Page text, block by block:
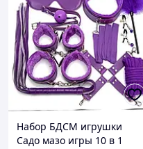
Набор БДСМ игрушки
Садо мазо игры 10 в 1